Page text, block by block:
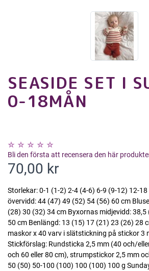
SEASIDE SET I
0-18MÅN
Bli den första att recensera den här
70,00 kr
Storlekar: 0-1 (1-2) 2-4 (4-6) 6-9 (9-12) 12-
övervidd: 44 (47) 49 (52) 54 (56) 60 cm
(28) 30 (32) 34 cm Byxornas midjevidd:
50 cm Benlängd: 13 (15) 17 (21) 23 (26) 28
maskor x 40 varv i slätstickning på stickor 3
Stickförslag: Rundsticka 2,5 mm (40 och/
och 60 eller 80 cm), strumpstickor 2,5 mm
50 (50) 50-100 (100) 100 (100) 100 g